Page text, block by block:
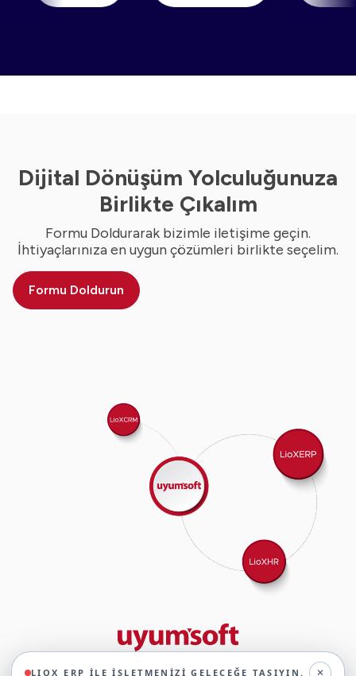
LIOX ERP ILE İŞLETMENIZI GELECEĞE TAŞIYIN. ✕
Dijital Dönüşüm Yolculuğunuza
Birlikte Çıkalım
Formu Doldurarak bizimle iletişime geçin.
İhtiyaçlarınıza en uygun çözümleri birlikte seçelim.
Formu Doldurun
29 yıllık deneyimimizle birlikte, 350'den fazla iş ortağıyla iş birliği